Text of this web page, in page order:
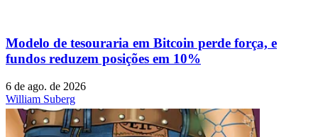
Modelo de tesouraria em Bitcoin perde força, e
fundos reduzem posições em 10%
6 de ago. de 2026
William Suberg